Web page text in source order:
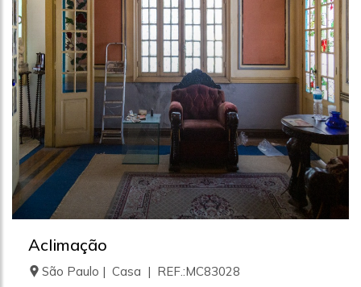
Aclimação
São Paulo | Casa | REF.:MC83028